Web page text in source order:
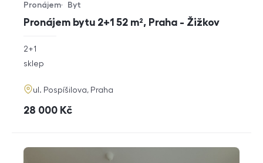
Pronájem bytu 2+1 52 m², Praha - Žižkov
Typ nabídky
Pronájem
Typ nemovitosti
Byt
rozměry
2+1
funkce
sklep
adresa
ul. Pospíšilova, Praha
cena
28 000 Kč